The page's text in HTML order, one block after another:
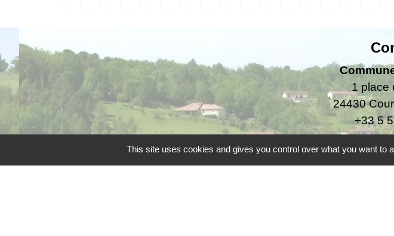
1 place
24430
+33 5
Téléphone pour les urgences uniquement
This site uses cookies and gives you control over what you want to